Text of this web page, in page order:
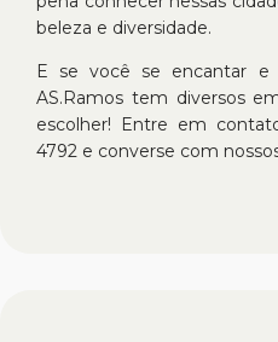
beleza e diversidade.
E se você se encantar e
AS.Ramos tem diversos
escolher! Entre em
4792 e converse com